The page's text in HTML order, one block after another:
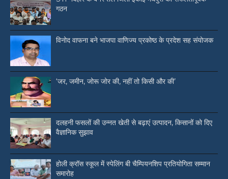
गठन
विनोद वाफना बने भाजपा वाणिज्य प्रकोष्ठ के प्रदेश सह संयोजक
‘जर, जमीन, जोरू जोर की, नहीं तो किसी और की’
दलहनी फसलों की उन्नत खेती से बढ़ाएं उत्पादन, किसानों को दिए
वैज्ञानिक सुझाव
होली क्रॉस स्कूल में स्पेलिंग बी चैम्पियनशिप प्रतियोगिता सम्मान
समारोह